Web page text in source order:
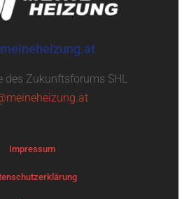
des Zukunftsforums SHL
Impressum